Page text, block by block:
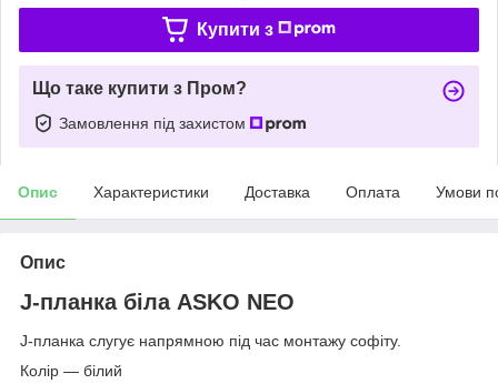
Купити з
Що таке купити з Пром?
Замовлення під захистом
Опис Характеристики Доставка Оплата Умови
Опис
J-планка біла ASKO NEO
J-планка слугує напрямною під час монтажу софіту.
Колір — білий